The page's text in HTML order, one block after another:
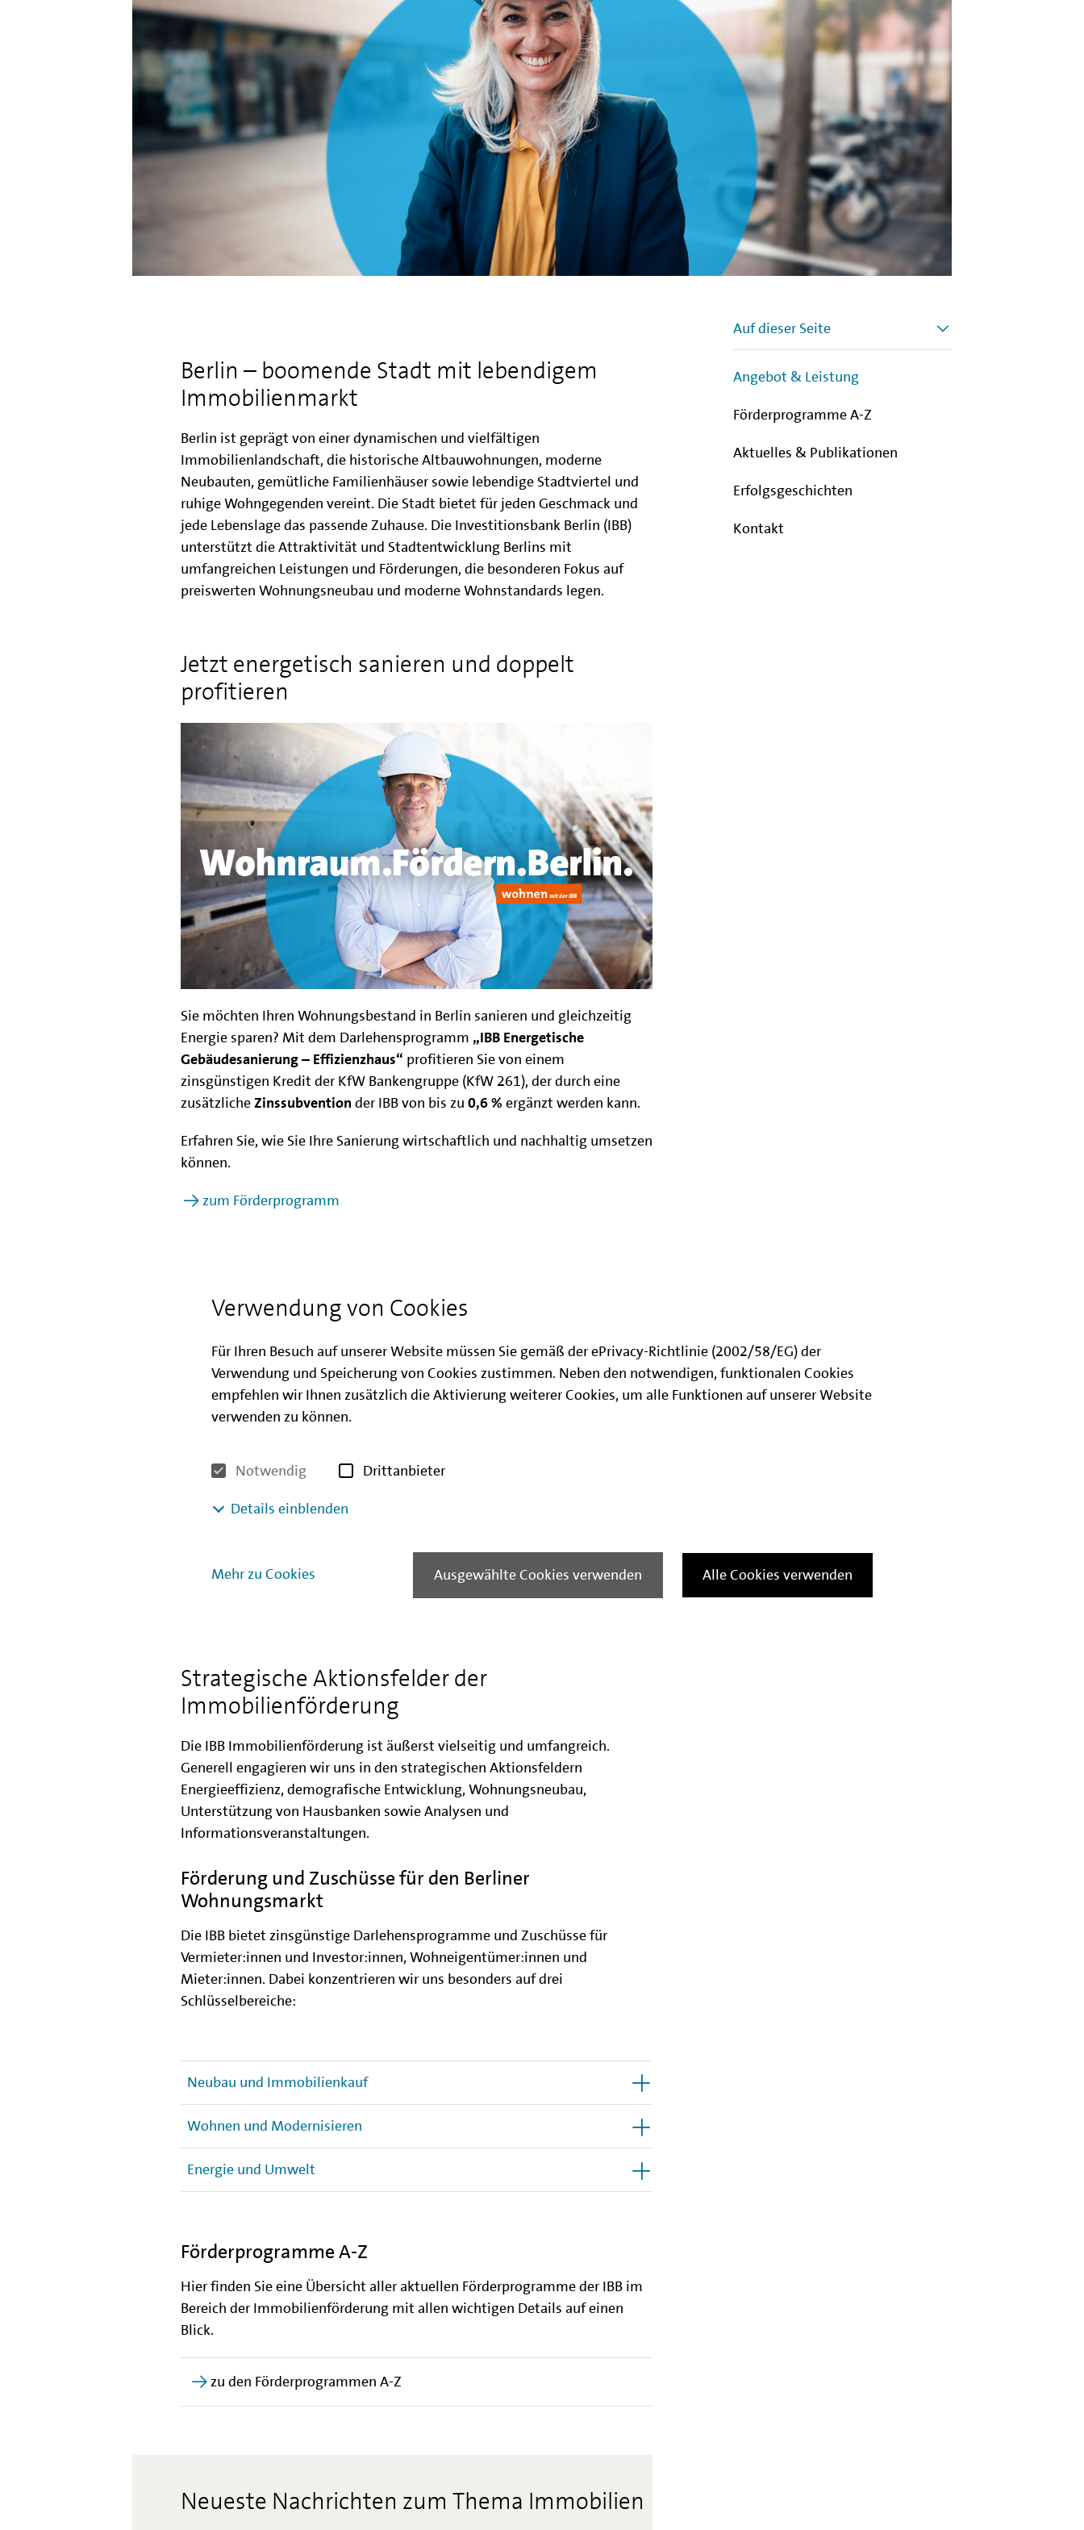
Verwendung von Cookies
Für Ihren Besuch auf unserer Website müssen Sie gemäß der ePrivacy-Richtlinie (2002/58/EG) der
Verwendung und Speicherung von Cookies zustimmen. Neben den notwendigen, funktionalen Cookies
empfehlen wir Ihnen zusätzlich die Aktivierung weiterer Cookies, um alle Funktionen auf unserer Website
verwenden zu können.
Notwendig
Drittanbieter
Details einblenden
Mehr zu Cookies Ausgewählte Cookies verwenden Alle Cookies verwenden
Berlin – boomende Stadt mit lebendigem
Immobilienmarkt
Berlin ist geprägt von einer dynamischen und vielfältigen
Immobilienlandschaft, die historische Altbauwohnungen, moderne
Neubauten, gemütliche Familienhäuser sowie lebendige Stadtviertel und
ruhige Wohngegenden vereint. Die Stadt bietet für jeden Geschmack und
jede Lebenslage das passende Zuhause. Die Investitionsbank Berlin (IBB)
unterstützt die Attraktivität und Stadtentwicklung Berlins mit
umfangreichen Leistungen und Förderungen, die besonderen Fokus auf
preiswerten Wohnungsneubau und moderne Wohnstandards legen.
Jetzt energetisch sanieren und doppelt
profitieren
Sie möchten Ihren Wohnungsbestand in Berlin sanieren und gleichzeitig
Energie sparen? Mit dem Darlehensprogramm „IBB Energetische
Gebäudesanierung – Effizienzhaus“ profitieren Sie von einem
zinsgünstigen Kredit der KfW Bankengruppe (KfW 261), der durch eine
zusätzlicheZinssubvention der IBB von bis zu 0,6 % ergänzt werden kann.
Erfahren Sie, wie Sie Ihre Sanierung wirtschaftlich und nachhaltig umsetzen
können.
zum Förderprogramm
erfolgreich realisieren
sehen.
Strategische Aktionsfelder der
Immobilienförderung
Die IBB Immobilienförderung ist äußerst vielseitig und umfangreich.
Generell engagieren wir uns in den strategischen Aktionsfeldern
Energieeffizienz, demografische Entwicklung, Wohnungsneubau,
Unterstützung von Hausbanken sowie Analysen und
Informationsveranstaltungen.
Förderung und Zuschüsse für den Berliner
Wohnungsmarkt
Die IBB bietet zinsgünstige Darlehensprogramme und Zuschüsse für
Vermieter:innen und Investor:innen, Wohneigentümer:innen und
Mieter:innen. Dabei konzentrieren wir uns besonders auf drei
Schlüsselbereiche:
Neubau und Immobilienkauf
Wohnen und Modernisieren
Energie und Umwelt
Förderprogramme A-Z
Hier finden Sie eine Übersicht aller aktuellen Förderprogramme der IBB im
Bereich der Immobilienförderung mit allen wichtigen Details auf einen
Blick.
zu den Förderprogrammen A-Z
Neueste Nachrichten zum Thema Immobilien
Auf dieser Seite
Angebot & Leistung
Förderprogramme A-Z
Aktuelles & Publikationen
Erfolgsgeschichten
Kontakt